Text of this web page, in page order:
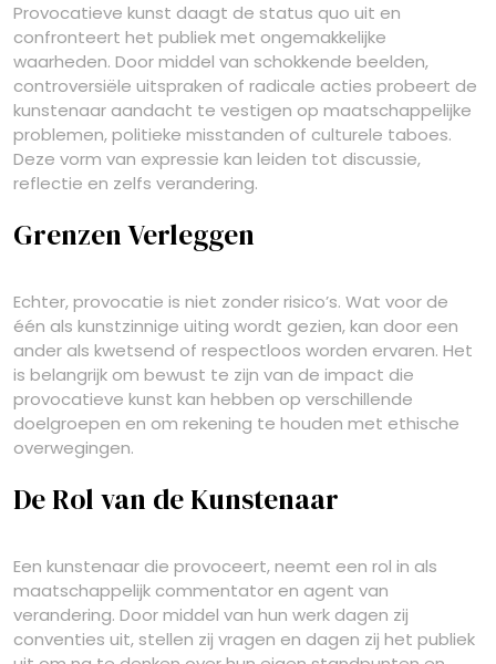
Provocatieve kunst daagt de status quo uit en
confronteert het publiek met ongemakkelijke
waarheden. Door middel van schokkende beelden,
controversiële uitspraken of radicale acties probeert de
kunstenaar aandacht te vestigen op maatschappelijke
problemen, politieke misstanden of culturele taboes.
Deze vorm van expressie kan leiden tot discussie,
reflectie en zelfs verandering.
Grenzen Verleggen
Echter, provocatie is niet zonder risico’s. Wat voor de
één als kunstzinnige uiting wordt gezien, kan door een
ander als kwetsend of respectloos worden ervaren. Het
is belangrijk om bewust te zijn van de impact die
provocatieve kunst kan hebben op verschillende
doelgroepen en om rekening te houden met ethische
overwegingen.
De Rol van de Kunstenaar
Een kunstenaar die provoceert, neemt een rol in als
maatschappelijk commentator en agent van
verandering. Door middel van hun werk dagen zij
conventies uit, stellen zij vragen en dagen zij het publiek